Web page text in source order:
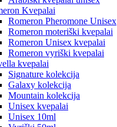
Kvepalai
Romeron Pheromone Unisex
Romeron moteriški kvepalai
Romeron Unisex kvepalai
Romeron vyriški kvepalai
kvepalai
Signature kolekcija
Galaxy kolekcija
Mountain kolekcija
Unisex kvepalai
Unisex 10ml